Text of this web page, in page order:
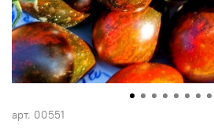
арт. 00551